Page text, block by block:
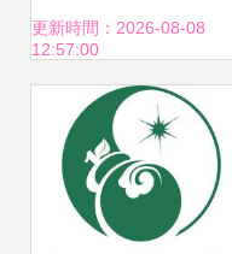
更新時間：2026-08-08
12:57:00